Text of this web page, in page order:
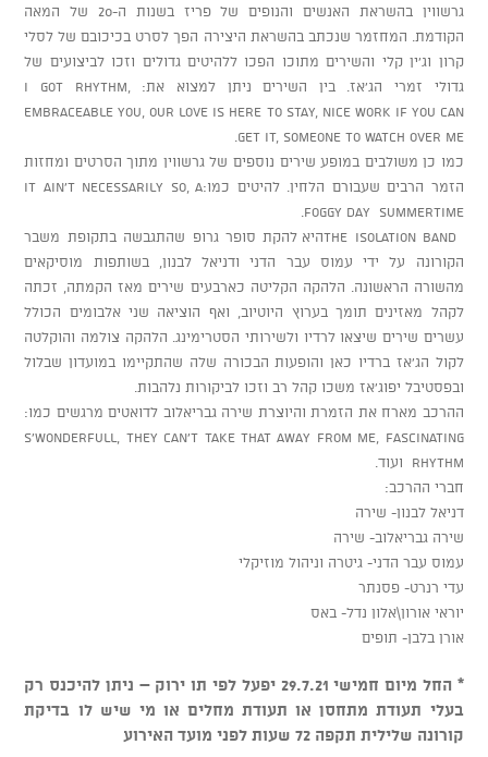
גרשווין בהשראת האנשים והנופים של פריז בשנות ה-20 של המאה
הקודמת. המחזמר שנכתב בהשראת היצירה הפך לסרט בכיכובם של לסלי
קרון וג’ין קלי והשירים מתוכו הפכו ללהיטים גדולים וזכו לביצועים של
גדולי זמרי הג’אז. בין השירים ניתן למצוא את: I got rhythm,
Embraceable you, Our love is here to stay, Nice Work if you can
get it, Someone to Watch over Me.
כמו כן משולבים במופע שירים נוספים של גרשווין מתוך הסרטים ומחזות
הזמר הרבים שעבורם הלחין. להיטים כמו:It ain’t necessarily so, A
foggy day Summertime.
The isolation bandהיא להקת סופר גרופ שהתגבשה בתקופת משבר
הקורונה על ידי עמוס עבר הדני ודניאל לבנון, בשותפות מוסיקאים
מהשורה הראשונה. הלהקה הקליטה כארבעים שירים מאז הקמתה, זכתה
לקהל מאזינים תומך בערוץ היוטיוב, ואף הוציאה שני אלבומים הכולל
עשרים שירים שיצאו לרדיו ולשירותי הסטרימינג. הלהקה צולמה והוקלטה
לקול הג’אז ברדיו כאן והופעות הבכורה שלה שהתקיימו במועדון שבלול
ובפסטיבל יפוג’אז משכו קהל רב וזכו לביקורות נלהבות.
ההרכב מארח את הזמרת והיוצרת שירה גבריאלוב לדואטים מרגשים כמו:
S’wonderfull, They Can’t take that away from me, Fascinating
rhythm ועוד.
חברי ההרכב:
דניאל לבנון- שירה
שירה גבריאלוב- שירה
עמוס עבר הדני- גיטרה וניהול מוזיקלי
עדי רנרט- פסנתר
יוראי אורון\אלון נדל- באס
אורן בלבן- תופים
* החל מיום חמישי 29.7.21 יפעל לפי תו ירוק – ניתן להיכנס רק
בעלי תעודת מתחסן או תעודת מחלים או מי שיש לו בדיקת
קורונה שלילית תקפה 72 שעות לפני מועד האירוע